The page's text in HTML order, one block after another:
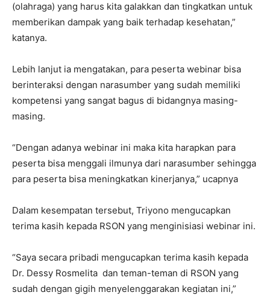
(olahraga) yang harus kita galakkan dan tingkatkan untuk
memberikan dampak yang baik terhadap kesehatan,”
katanya.
Lebih lanjut ia mengatakan, para peserta webinar bisa
berinteraksi dengan narasumber yang sudah memiliki
kompetensi yang sangat bagus di bidangnya masing-
masing.
“Dengan adanya webinar ini maka kita harapkan para
peserta bisa menggali ilmunya dari narasumber sehingga
para peserta bisa meningkatkan kinerjanya,” ucapnya
Dalam kesempatan tersebut, Triyono mengucapkan
terima kasih kepada RSON yang menginisiasi webinar ini.
“Saya secara pribadi mengucapkan terima kasih kepada
Dr. Dessy Rosmelita dan teman-teman di RSON yang
sudah dengan gigih menyelenggarakan kegiatan ini,”